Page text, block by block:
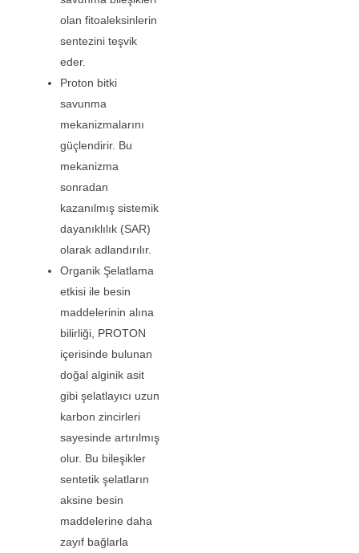
olan fitoaleksinlerin
sentezini teşvik
eder.
Proton bitki
savunma
mekanizmalarını
güçlendirir. Bu
mekanizma
sonradan
kazanılmış sistemik
dayanıklılık (SAR)
olarak adlandırılır.
Organik Şelatlama
etkisi ile besin
maddelerinin alına
bilirliği, PROTON
içerisinde bulunan
doğal alginik asit
gibi şelatlayıcı uzun
karbon zincirleri
sayesinde artırılmış
olur. Bu bileşikler
sentetik şelatların
aksine besin
maddelerine daha
zayıf bağlarla